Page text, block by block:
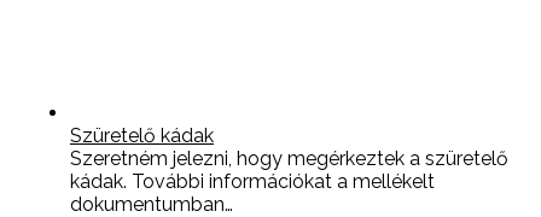
Szüretelő kádak
Szeretném jelezni, hogy megérkeztek a szüretelő
kádak. További információkat a mellékelt
dokumentumban…